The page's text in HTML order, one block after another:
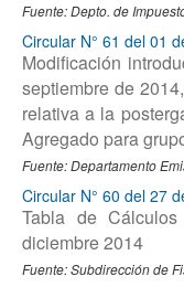
Fuente: Depto. de
Circular N° 61 del 01
Modificación
septiembre de
relativa a la
Agregado para
Fuente: Departamento
Circular N° 60 del 27
Tabla de
diciembre 2014
Fuente: Subdirección de